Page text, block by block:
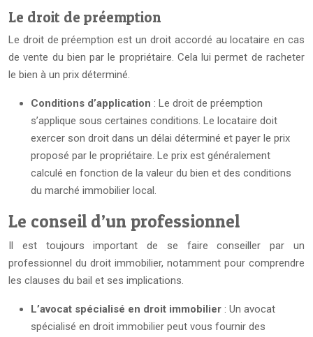
Le droit de préemption
Le droit de préemption est un droit accordé au locataire en cas
de vente du bien par le propriétaire. Cela lui permet de racheter
le bien à un prix déterminé.
Conditions d’application : Le droit de préemption
s’applique sous certaines conditions. Le locataire doit
exercer son droit dans un délai déterminé et payer le prix
proposé par le propriétaire. Le prix est généralement
calculé en fonction de la valeur du bien et des conditions
du marché immobilier local.
Le conseil d’un professionnel
Il est toujours important de se faire conseiller par un
professionnel du droit immobilier, notamment pour comprendre
les clauses du bail et ses implications.
L’avocat spécialisé en droit immobilier : Un avocat
spécialisé en droit immobilier peut vous fournir des